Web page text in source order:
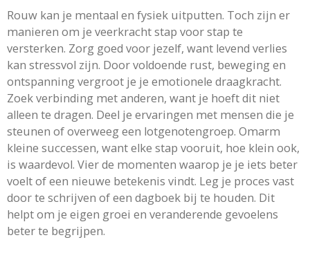
Rouw kan je mentaal en fysiek uitputten. Toch zijn er
manieren om je veerkracht stap voor stap te
versterken. Zorg goed voor jezelf, want levend verlies
kan stressvol zijn. Door voldoende rust, beweging en
ontspanning vergroot je je emotionele draagkracht.
Zoek verbinding met anderen, want je hoeft dit niet
alleen te dragen. Deel je ervaringen met mensen die je
steunen of overweeg een lotgenotengroep. Omarm
kleine successen, want elke stap vooruit, hoe klein ook,
is waardevol. Vier de momenten waarop je je iets beter
voelt of een nieuwe betekenis vindt. Leg je proces vast
door te schrijven of een dagboek bij te houden. Dit
helpt om je eigen groei en veranderende gevoelens
beter te begrijpen.